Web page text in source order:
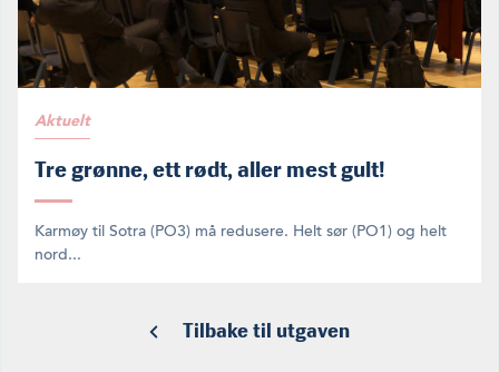
Aktuelt
Tre grønne, ett rødt, aller mest gult!
Karmøy til Sotra (PO3) må redusere. Helt sør (PO1) og helt
nord...
Tilbake til utgaven